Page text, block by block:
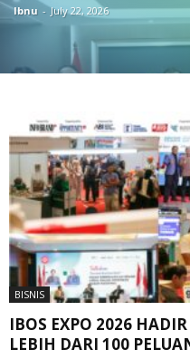
Ibnu - July 22, 2026
BISNIS
IBOS EXPO 2026
LEBIH DARI 100